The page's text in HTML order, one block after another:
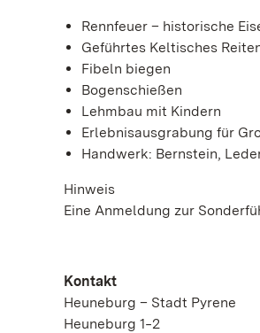
Rennfeuer – historische
Geführtes Keltisches
Fibeln biegen
Bogenschießen
Lehmbau mit Kindern
Erlebnisausgrabung für
Handwerk: Bernstein,
Hinweis
Eine Anmeldung zur
Kontakt
Heuneburg – Stadt Pyrene
Heuneburg 1‒2